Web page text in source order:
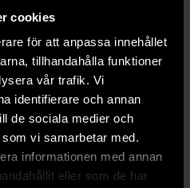
cookies
för att anpassa innehållet
tillhandahålla funktioner
vår trafik. Vi
identifierare och annan
de sociala medier och
vi samarbetar med.
informationen med annan
eller som de har
159 kr
Beställ
A Knaak